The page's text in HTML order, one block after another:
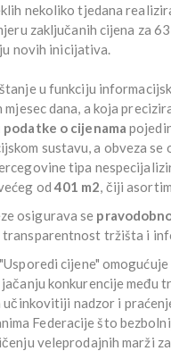
nekoliko tjedana
zaključanih cijena za
novih inicijativa.
u funkciju
dana, a koja
o cijenama
sustavu, a obveza
tipa
od 401 m2, čiji
osigurava se
transparentnost tržišta i
cijene"
konkurencije među
učinkovitiji nadzor i
Federacije što
veleprodajnih marži